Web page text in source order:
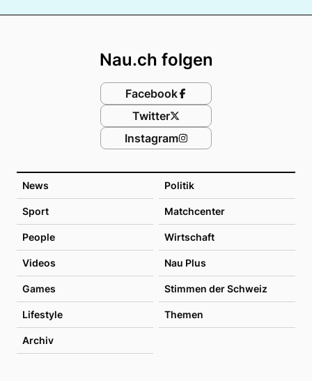
News Politik
Sport Matchcenter
People Wirtschaft
Videos Nau Plus
Games Stimmen der Schweiz
Lifestyle Themen
Archiv
Nau.ch folgen
Facebook
Twitter
Instagram